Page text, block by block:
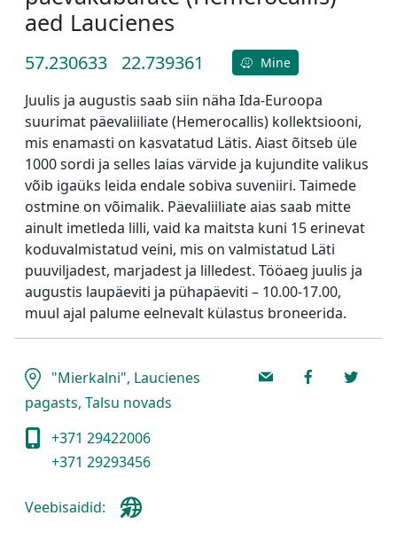
aed Laucienes
57.230633 22.739361 Mine
Juulis ja augustis saab siin näha Ida-Euroopa
suurimat päevaliiliate (Hemerocallis) kollektsiooni,
mis enamasti on kasvatatud Lätis. Aiast õitseb üle
1000 sordi ja selles laias värvide ja kujundite valikus
võib igaüks leida endale sobiva suveniiri. Taimede
ostmine on võimalik. Päevaliiliate aias saab mitte
ainult imetleda lilli, vaid ka maitsta kuni 15 erinevat
koduvalmistatud veini, mis on valmistatud Läti
puuviljadest, marjadest ja lilledest. Tööaeg juulis ja
augustis laupäeviti ja pühapäeviti – 10.00-17.00,
muul ajal palume eelnevalt külastus broneerida.
"Mierkalni", Laucienes
pagasts, Talsu novads
+371 29422006
+371 29293456
Veebisaidid: